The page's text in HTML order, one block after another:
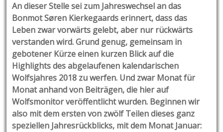
An dieser Stelle sei zum Jahreswechsel an das
Bonmot Søren Kierkegaards erinnert, dass das
Leben zwar vorwärts gelebt, aber nur rückwärts
verstanden wird. Grund genug, gemeinsam in
gebotener Kürze einen kurzen Blick auf die
Highlights des abgelaufenen kalendarischen
Wolfsjahres 2018 zu werfen. Und zwar Monat für
Monat anhand von Beiträgen, die hier auf
Wolfsmonitor veröffentlicht wurden. Beginnen wir
also mit dem ersten von zwölf Teilen dieses ganz
speziellen Jahresrückblicks, mit dem Monat Januar: